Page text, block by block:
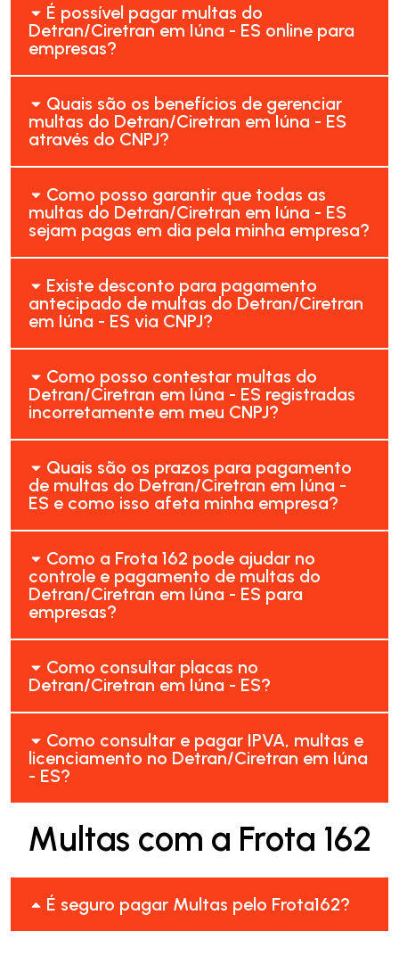
É possível pagar multas do
Detran/Ciretran em Iúna - ES online para
empresas?
Quais são os benefícios de gerenciar
multas do Detran/Ciretran em Iúna - ES
através do CNPJ?
Como posso garantir que todas as
multas do Detran/Ciretran em Iúna - ES
sejam pagas em dia pela minha empresa?
Existe desconto para pagamento
antecipado de multas do Detran/Ciretran
em Iúna - ES via CNPJ?
Como posso contestar multas do
Detran/Ciretran em Iúna - ES registradas
incorretamente em meu CNPJ?
Quais são os prazos para pagamento
de multas do Detran/Ciretran em Iúna -
ES e como isso afeta minha empresa?
Como a Frota 162 pode ajudar no
controle e pagamento de multas do
Detran/Ciretran em Iúna - ES para
empresas?
Como consultar placas no
Detran/Ciretran em Iúna - ES?
Como consultar e pagar IPVA, multas e
licenciamento no Detran/Ciretran em Iúna
- ES?
Multas com a Frota 162
É seguro pagar Multas pelo Frota162?